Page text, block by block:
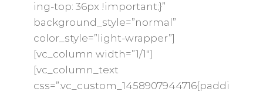
ing-top: 36px !important;}”
background_style=”normal”
color_style=”light-wrapper”]
[vc_column width=”1/1″]
[vc_column_text
css=”.vc_custom_1458907944716{paddi